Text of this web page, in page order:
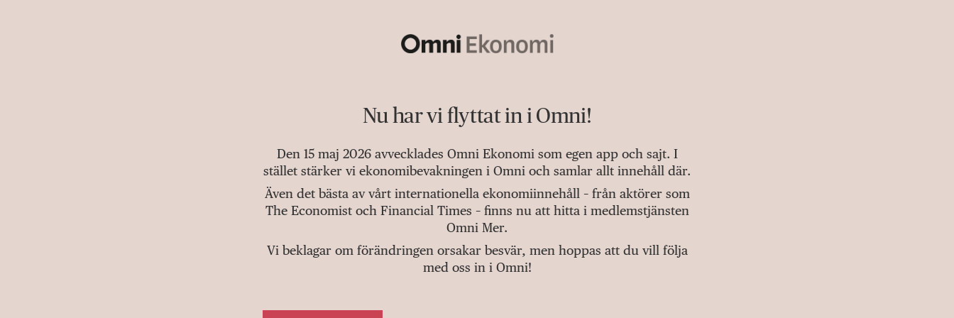
Nu har vi flyttat in i Omni!
Den 15 maj 2026 avvecklades Omni Ekonomi som egen app och sajt. I
stället stärker vi ekonomibevakningen i Omni och samlar allt innehåll där.
Även det bästa av vårt internationella ekonomiinnehåll – från aktörer som
The Economist och Financial Times – finns nu att hitta i medlemstjänsten
Omni Mer.
Vi beklagar om förändringen orsakar besvär, men hoppas att du vill följa
med oss in i Omni!